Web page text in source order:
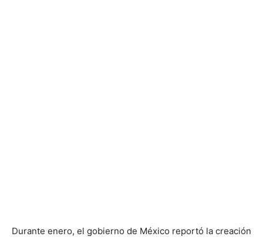
Durante enero, el gobierno de México reportó la creación